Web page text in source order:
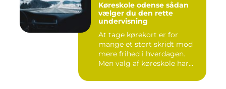
Køreskole odense sådan
vælger du den rette
undervisning
At tage kørekort er for
mange et stort skridt mod
mere frihed i hverdagen.
Men valg af køreskole har...